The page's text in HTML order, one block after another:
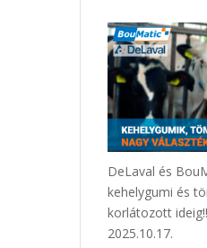
DeLaval és
kehelygumi és
korlátozott
2025.10.17.